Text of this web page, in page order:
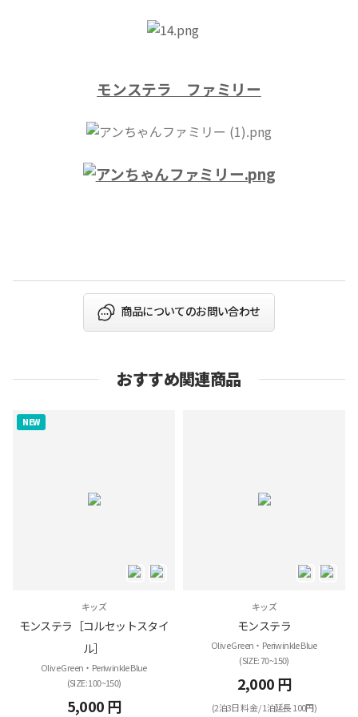
​モンステラ ファミリー
商品についてのお問い合わせ
おすすめ関連商品
NEW
キッズ
モンステラ［コルセットスタイ
ル］
Olive Green・Periwinkle Blue
(SIZE: 100~150)
5,000 円
キッズ
モンステラ
Olive Green・Periwinkle Blue
(SIZE: 70~150)
2,000 円
(2泊3日 料金 / 1泊延長 100円)